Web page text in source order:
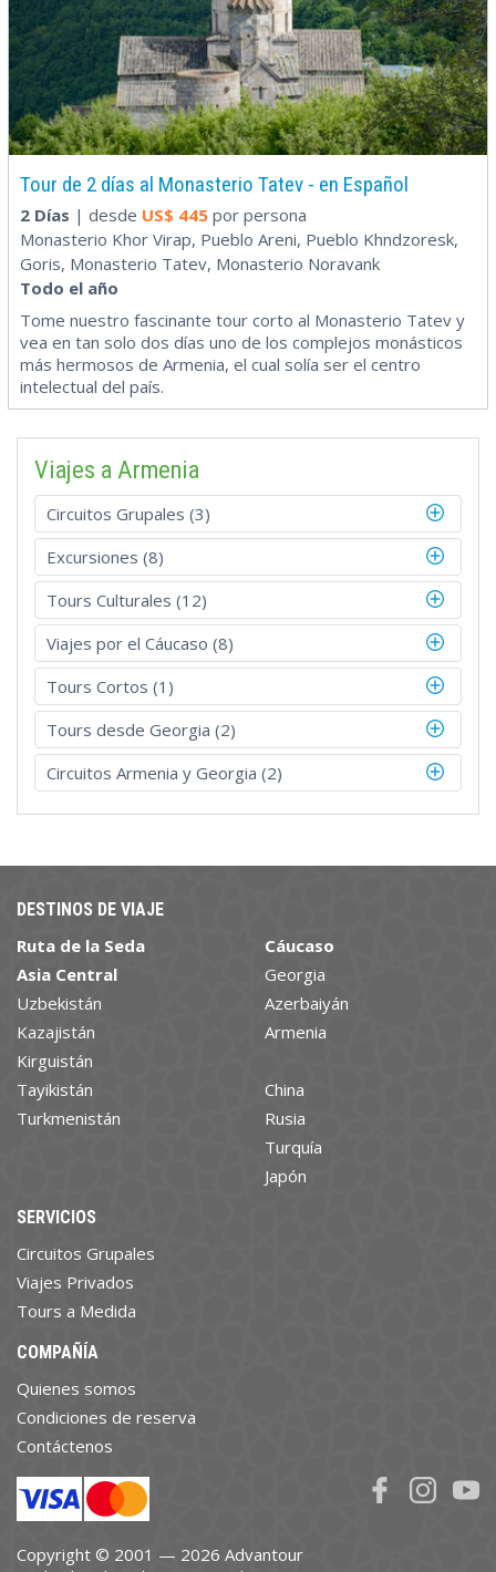
Tour de 2 días al Monasterio Tatev - en Español
2 Días | desde US$ 445 por persona
Monasterio Khor Virap, Pueblo Areni, Pueblo Khndzoresk,
Goris, Monasterio Tatev, Monasterio Noravank
Todo el año
Tome nuestro fascinante tour corto al Monasterio Tatev y
vea en tan solo dos días uno de los complejos monásticos
más hermosos de Armenia, el cual solía ser el centro
intelectual del país.
Viajes a Armenia
Circuitos Grupales (3)
Excursiones (8)
Tours Culturales (12)
Viajes por el Cáucaso (8)
Tours Cortos (1)
Tours desde Georgia (2)
Circuitos Armenia y Georgia (2)
DESTINOS DE VIAJE
Ruta de la Seda
Asia Central
Uzbekistán
Kazajistán
Kirguistán
Tayikistán
Turkmenistán
Cáucaso
Georgia
Azerbaiyán
Armenia
China
Rusia
Turquía
Japón
SERVICIOS
Circuitos Grupales
Viajes Privados
Tours a Medida
COMPAÑÍA
Quienes somos
Condiciones de reserva
Contáctenos
Copyright © 2001 — 2026 Advantour